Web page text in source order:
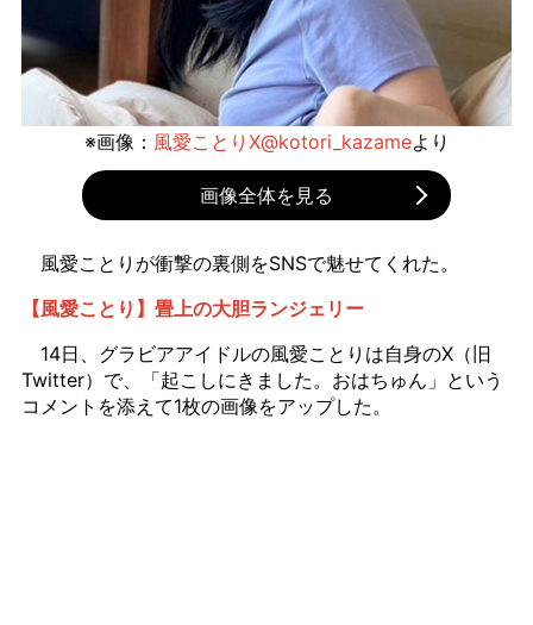
※画像： 風愛ことりX@kotori_kazameより
画像全体を見る
風愛ことりが衝撃の裏側をSNSで魅せてくれた。
【風愛ことり】畳上の大胆ランジェリー
14日、グラビアアイドルの風愛ことりは自身のX（旧
Twitter）で、「起こしにきました。おはちゅん」という
コメントを添えて1枚の画像をアップした。